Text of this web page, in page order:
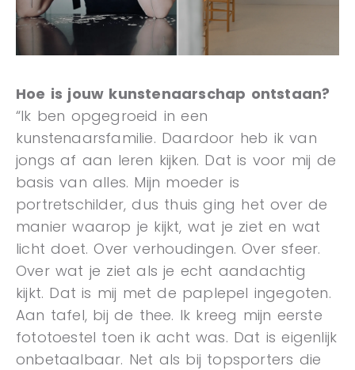
Hoe is jouw kunstenaarschap ontstaan?
“Ik ben opgegroeid in een
kunstenaarsfamilie. Daardoor heb ik van
jongs af aan leren kijken. Dat is voor mij de
basis van alles. Mijn moeder is
portretschilder, dus thuis ging het over de
manier waarop je kijkt, wat je ziet en wat
licht doet. Over verhoudingen. Over sfeer.
Over wat je ziet als je echt aandachtig
kijkt. Dat is mij met de paplepel ingegoten.
Aan tafel, bij de thee. Ik kreeg mijn eerste
fototoestel toen ik acht was. Dat is eigenlijk
onbetaalbaar. Net als bij topsporters die